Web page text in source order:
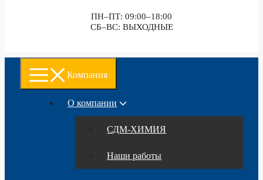
ПН–ПТ: 09:00–18:00
СБ–ВС: ВЫХОДНЫЕ
Компания
О компании
СДМ-ХИМИЯ
Наши работы